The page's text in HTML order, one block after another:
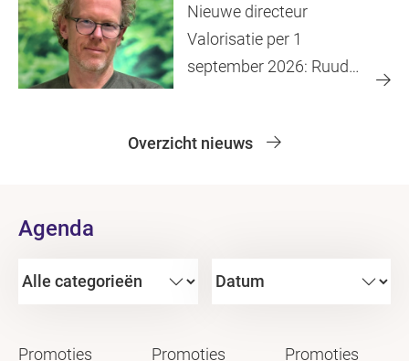
Nieuwe directeur
Valorisatie per 1
september 2026: Ruud
Overzicht nieuws
Agenda
Promoties
Promoties
Promoties